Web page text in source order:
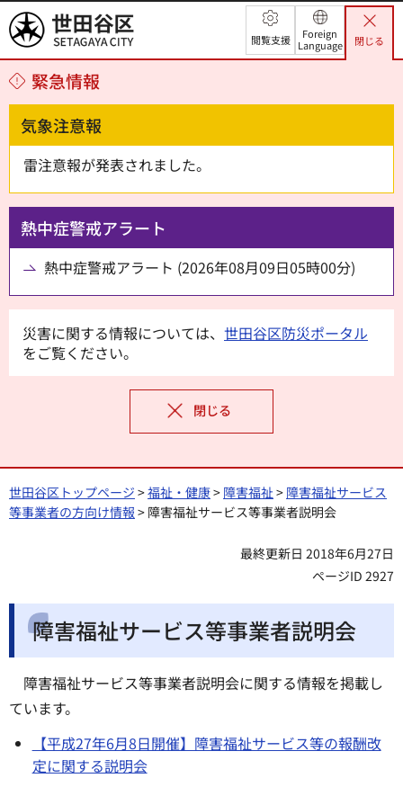
世田谷区 閲覧支援
Foreign
Language
閉じる
緊急情報
気象注意報
雷注意報が発表されました。
熱中症警戒アラート
熱中症警戒アラート (2026年08月09日05時00分)
災害に関する情報については、 世田谷区防災ポータル
をご覧ください。
閉じる
世田谷区トップページ >福祉・健康> 障害福祉 > 障害福祉サービス
等事業者の方向け情報 > 障害福祉サービス等事業者説明会
最終更新日 2018年6月27日
ページID 2927
障害福祉サービス等事業者説明会
障害福祉サービス等事業者説明会に関する情報を掲載し
ています。
【平成27年6月8日開催】障害福祉サービス等の報酬改
定に関する説明会